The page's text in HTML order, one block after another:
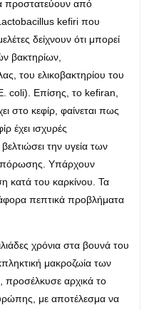
προστατεύουν από
Lactobacillus kefiri που
δείχνουν ότι μπορεί
βακτηρίων,
του ελικοβακτηρίου του
coli). Επίσης, το kefiran,
στο κεφίρ, φαίνεται πως
έχει ισχυρές
την υγεία των
Υπάρχουν
κατά του καρκίνου. Τα
πεπτικά προβλήματα
χρόνια στα βουνά του
μακροζωία των
προσέλκυσε αρχικά το
με αποτέλεσμα να